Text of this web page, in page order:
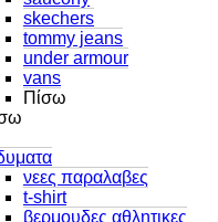
skechers
tommy jeans
under armour
vans
Πίσω
νεες παραλαβες
t-shirt
βερμουδες αθλητικες